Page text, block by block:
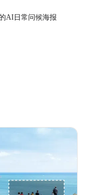
AI日常问候海报